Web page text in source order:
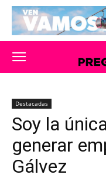
Destacadas
Soy la
generar
Gálvez